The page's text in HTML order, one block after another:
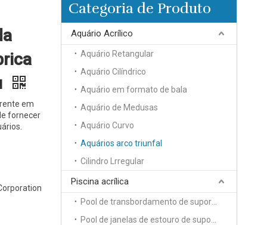
em
fornecer
Categoria de Produto
Aquário Acrílico
Aquário Retangular
Aquário Cilíndrico
Aquário em formato de bala
Aquário de Medusas
Aquário Curvo
Aquários arco triunfal
Cilindro Lrregular
Piscina acrílica